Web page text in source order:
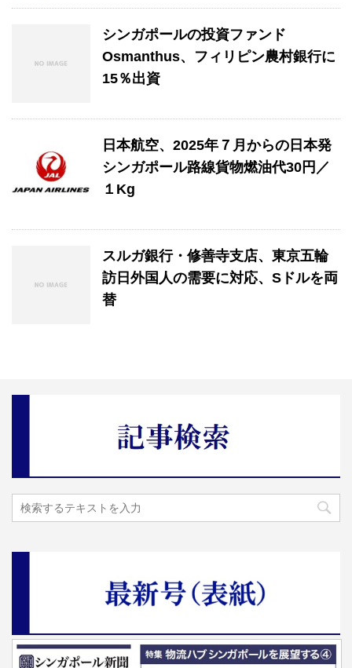
シンガポールの投資ファンド
Osmanthus、フィリピン農村銀行に
15％出資
日本航空、2025年７月からの日本発
シンガポール路線貨物燃油代30円／
１Kg
スルガ銀行・修善寺支店、東京五輪
訪日外国人の需要に対応、Sドルを両
替